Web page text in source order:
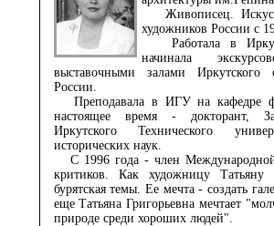
Живописец.
художников России с
Работала в
начинала
выставочными залами Иркутского
России.
Преподавала в ИГУ на кафедре
настоящее время - докторант,
Иркутского Технического
исторических наук.
С 1996 года - член Международной
критиков. Как художницу Татьяну
бурятская темы. Ее мечта - создать
еще Татьяна Григорьевна мечтает
природе среди хороших людей".